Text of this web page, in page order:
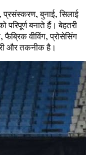
प्रसंस्करण, बुनाई, सिलाई
बनाते हैं। बेहतरी
फैब्रिक वीविंग, प्रोसेसिंग
और तकनीक है।